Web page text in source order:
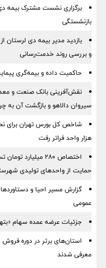
برگزاری نشست مشترک بیمه
بازنشستگی
بازدید مدیر بیمه دی لرستان
و بررسی روند خدمت‌رسانی
حاکمیت داده و بیمه‌گری
نقش‌آفرینی بانک صنعت و
سیروان دالاهو و بازگشت آن به
هزار واحد فراتر رفت
اختصاص ۲۸۰
حمایت از واحدهای تولیدی
گزارش مسیر احیا و
عمومی
جزئیات عرضه عمده سهام
استان‌های برتر در دوره
معرفی شدند